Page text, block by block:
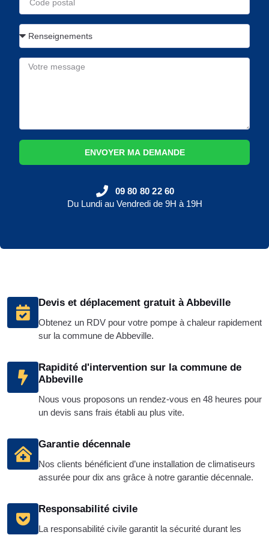
Devis et déplacement gratuit à Abbeville
Obtenez un RDV pour votre pompe à chaleur rapidement
sur la commune de Abbeville.
Rapidité d'intervention sur la commune de
Abbeville
Nous vous proposons un rendez-vous en 48 heures pour
un devis sans frais établi au plus vite.
Garantie décennale
Nos clients bénéficient d’une installation de climatiseurs
assurée pour dix ans grâce à notre garantie décennale.
Responsabilité civile
La responsabilité civile garantit la sécurité durant les
ENVOYER MA DEMANDE
09 80 80 22 60
Du Lundi au Vendredi de 9H à 19H